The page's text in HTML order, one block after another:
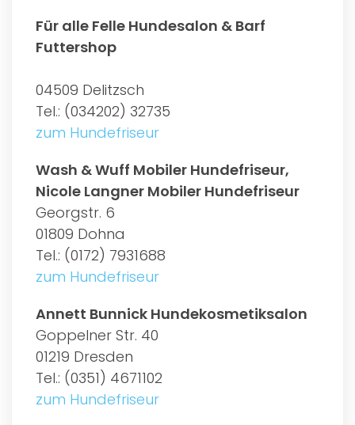
Für alle Felle Hundesalon & Barf
Futtershop
04509 Delitzsch
Tel.: (034202) 32735
zum Hundefriseur
Wash & Wuff Mobiler Hundefriseur,
Nicole Langner Mobiler Hundefriseur
Georgstr. 6
01809 Dohna
Tel.: (0172) 7931688
zum Hundefriseur
Annett Bunnick Hundekosmetiksalon
Goppelner Str. 40
01219 Dresden
Tel.: (0351) 4671102
zum Hundefriseur